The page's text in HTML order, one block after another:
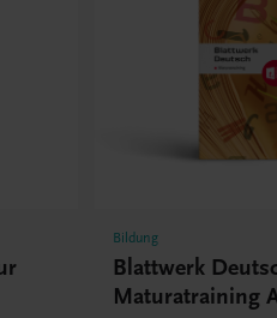
Bildung
Blattwerk
Maturatraining